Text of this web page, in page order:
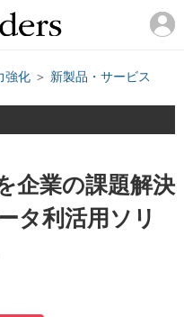
強化 ＞ 新製品・サービス
企業の課題解決
タ利活用ソリ